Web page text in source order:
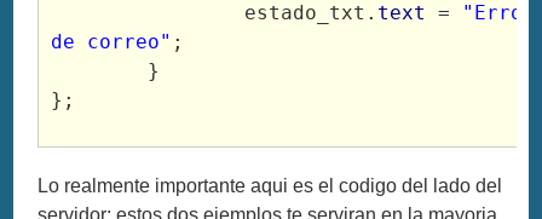
		estado_txt.
text =
de correo" ;
};
Lo realmente importante aqui es el codigo del lado del